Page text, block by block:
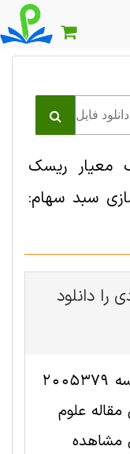
معیار ریسک
سبد سهام:
را دانلود
فایل انگلیسی این مقاله با شناسه 2005379
علوم
مشاهده